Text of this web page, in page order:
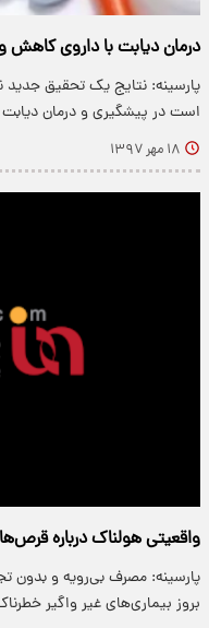
درمان دیابت با داروی کاهش
پارسینه: نتایج یک تحقیق
است در پیشگیری و درمان دیابت
۱۸ مهر ۱۳۹۷
واقعیتی هولناک درباره
پارسینه: مصرف بی‌رویه و بدون
بروز بیماری‌های غیر واگیر